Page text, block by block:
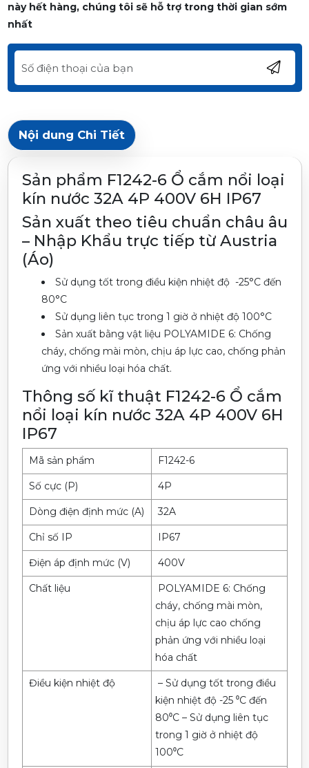
này hết hàng, chúng tôi sẽ hỗ trợ trong thời gian sớm
nhất
Nội dung Chi Tiết
Sản phẩm F1242-6 Ổ cắm nổi loại
kín nước 32A 4P 400V 6H IP67
Sản xuất theo tiêu chuẩn châu âu
– Nhập Khẩu trực tiếp từ Austria
(Áo)
Sử dụng tốt trong điều kiện nhiệt độ -25°C đến
80°C
Sử dụng liên tục trong 1 giờ ở nhiệt độ 100°C
Sản xuất bằng vật liệu POLYAMIDE 6: Chống
cháy, chống mài mòn, chịu áp lực cao, chống phản
ứng với nhiều loại hóa chất.
Thông số kĩ thuật F1242-6 Ổ cắm
nổi loại kín nước 32A 4P 400V 6H
IP67
Mã sản phẩm F1242-6
Số cực (P) 4P
Dòng điện định mức (A) 32A
Chỉ số IP IP67
Điện áp định mức (V) 400V
Chất liệu
POLYAMIDE 6: Chống
cháy, chống mài mòn,
chịu áp lực cao chống
phản ứng với nhiều loại
hóa chất
Điều kiện nhiệt độ
– Sử dụng tốt trong điều
kiện nhiệt độ -25 ⁰C đến
80⁰C – Sử dụng liên tục
trong 1 giờ ở nhiệt độ
100⁰C